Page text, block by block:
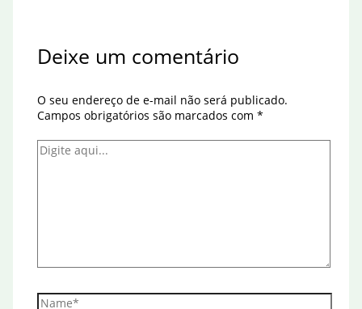
Deixe um comentário
O seu endereço de e-mail não será publicado.
Campos obrigatórios são marcados com *
Digite
Name*